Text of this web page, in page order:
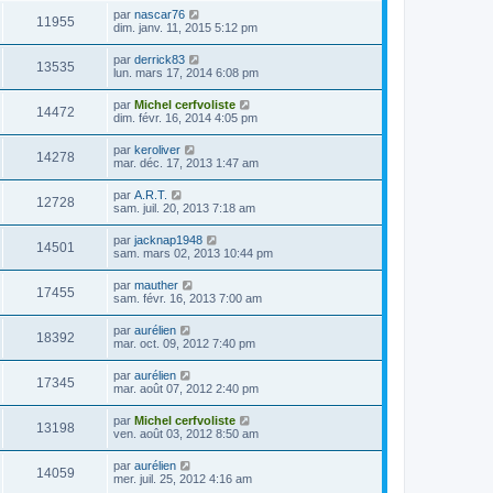
11955 par nascar76
dim. janv. 11, 2015 5:12 pm
13535 par derrick83
lun. mars 17, 2014 6:08 pm
14472 par Michel cerfvoliste
dim. févr. 16, 2014 4:05 pm
14278 par keroliver
mar. déc. 17, 2013 1:47 am
12728 par A.R.T.
sam. juil. 20, 2013 7:18 am
14501 par jacknap1948
sam. mars 02, 2013 10:44 pm
17455 par mauther
sam. févr. 16, 2013 7:00 am
18392 par aurélien
mar. oct. 09, 2012 7:40 pm
17345 par aurélien
mar. août 07, 2012 2:40 pm
13198 par Michel cerfvoliste
ven. août 03, 2012 8:50 am
14059 par aurélien
mer. juil. 25, 2012 4:16 am